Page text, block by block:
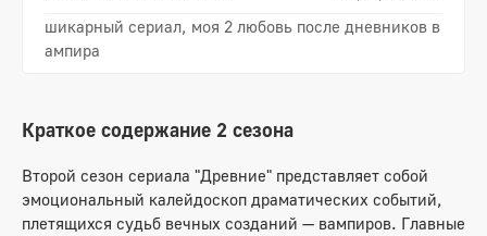
шикарный сериал, моя 2 любовь после дневников в
ампира
Краткое содержание 2 сезона
Второй сезон сериала "Древние" представляет собой
эмоциональный калейдоскоп драматических событий,
плетящихся судьб вечных созданий — вампиров. Главные